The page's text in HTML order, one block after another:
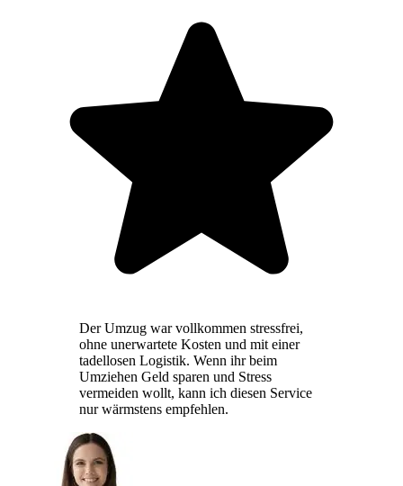
Der Umzug war vollkommen stressfrei,
ohne unerwartete Kosten und mit einer
tadellosen Logistik. Wenn ihr beim
Umziehen Geld sparen und Stress
vermeiden wollt, kann ich diesen Service
nur wärmstens empfehlen.